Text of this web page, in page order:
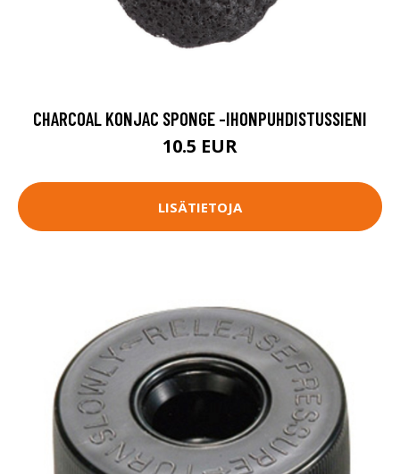
CHARCOAL KONJAC SPONGE -IHONPUHDISTUSSIENI
10.5 EUR
LISÄTIETOJA